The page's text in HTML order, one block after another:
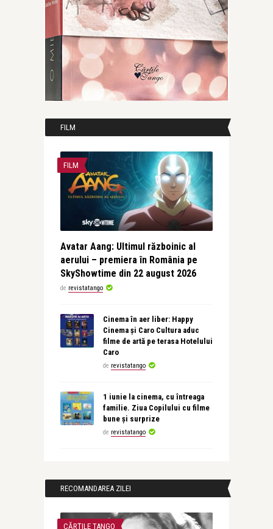
FILM
FILM
Avatar Aang: Ultimul războinic al
aerului – premiera în România pe
SkyShowtime din 22 august 2026
de revistatango
Cinema în aer liber: Happy
Cinema și Caro Cultura aduc
filme de artă pe terasa Hotelului
Caro
de revistatango
1 iunie la cinema, cu întreaga
familie. Ziua Copilului cu filme
bune și surprize
de revistatango
RECOMANDAREA ZILEI
CĂRȚILE TANGO